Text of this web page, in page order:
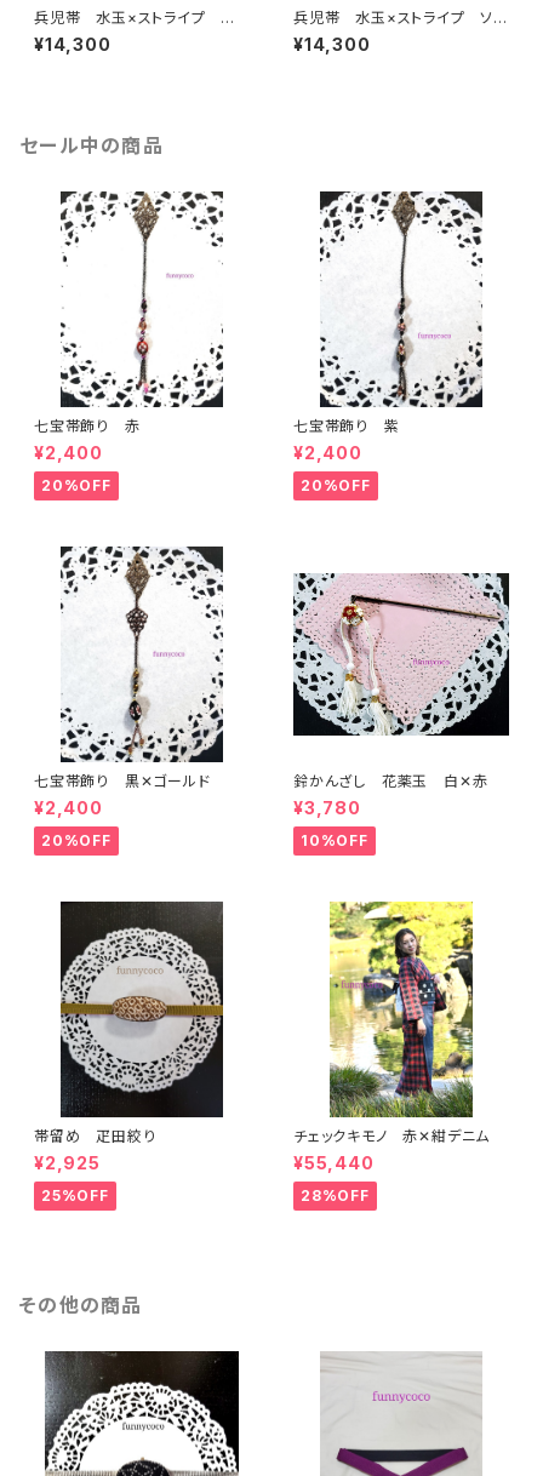
兵児帯 水玉×ストライプ 赤×
黒(リバーシブル)
¥14,300
兵児帯 水玉×ストライプ ソフ
トピンク(リバーシブル)
¥14,300
セール中の商品
七宝帯飾り 赤
¥2,400
20%OFF
七宝帯飾り 紫
¥2,400
20%OFF
七宝帯飾り 黒✕ゴールド
¥2,400
20%OFF
鈴かんざし 花薬玉 白✕赤
¥3,780
10%OFF
帯留め 疋田絞り
¥2,925
25%OFF
チェックキモノ 赤✕紺デニム
¥55,440
28%OFF
その他の商品